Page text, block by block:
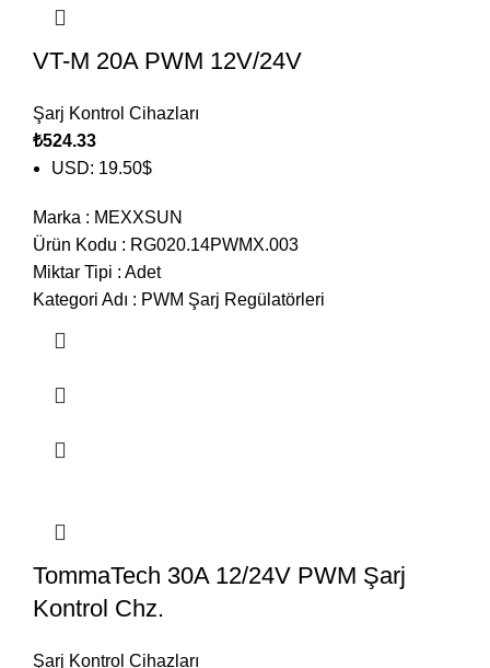
VT-M 20A PWM 12V/24V
Şarj Kontrol Cihazları
₺524.33
USD: 19.50$
Marka : MEXXSUN
Ürün Kodu : RG020.14PWMX.003
Miktar Tipi : Adet
Kategori Adı : PWM Şarj Regülatörleri
TommaTech 30A 12/24V PWM Şarj
Kontrol Chz.
Şarj Kontrol Cihazları